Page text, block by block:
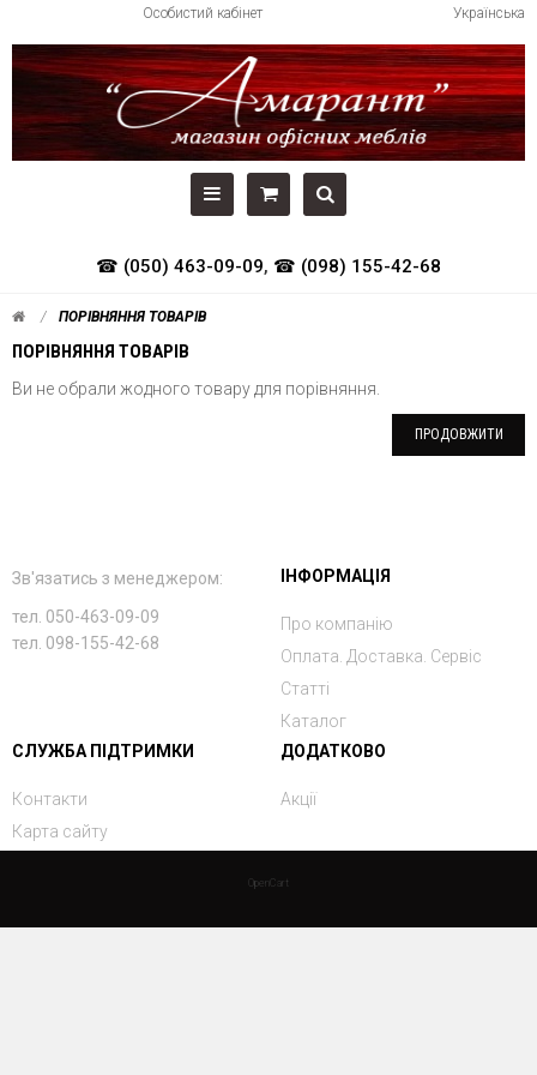
Українська
Особистий кабінет
☎ (050) 463-09-09, ☎ (098) 155-42-68
ПОРІВНЯННЯ ТОВАРІВ
ПОРІВНЯННЯ ТОВАРІВ
Ви не обрали жодного товару для порівняння.
ПРОДОВЖИТИ
Зв'язатись з менеджером:
тел. 050-463-09-09
тел. 098-155-42-68
ІНФОРМАЦІЯ
Про компанію
Оплата. Доставка. Сервіс
Статті
Каталог
СЛУЖБА ПІДТРИМКИ
Контакти
Карта сайту
ДОДАТКОВО
Акції
OpenCart